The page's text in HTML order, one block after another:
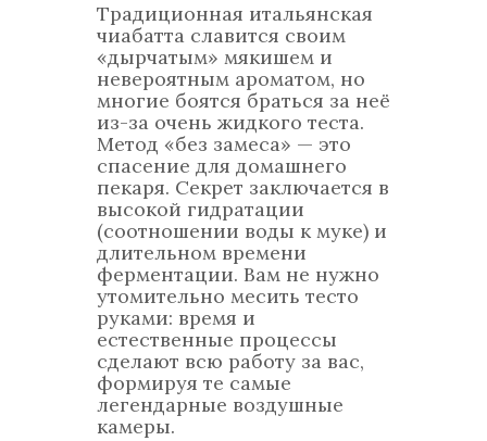
Традиционная итальянская
чиабатта славится своим
«дырчатым» мякишем и
невероятным ароматом, но
многие боятся браться за неё
из-за очень жидкого теста.
Метод «без замеса» — это
спасение для домашнего
пекаря. Секрет заключается в
высокой гидратации
(соотношении воды к муке) и
длительном времени
ферментации. Вам не нужно
утомительно месить тесто
руками: время и
естественные процессы
сделают всю работу за вас,
формируя те самые
легендарные воздушные
камеры.